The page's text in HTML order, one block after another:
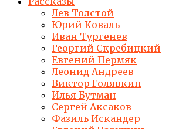
Лев Толстой
Юрий Коваль
Иван Тургенев
Георгий Скребицкий
Евгений Пермяк
Леонид Андреев
Виктор Голявкин
Илья Бутман
Сергей Аксаков
Фазиль Искандер